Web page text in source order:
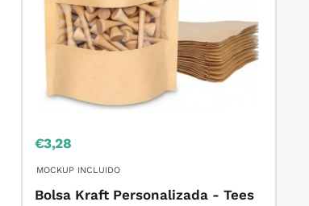
Precio
venta
€3,28
MOCKUP INCLUIDO
Bolsa Kraft Personalizada - Tees